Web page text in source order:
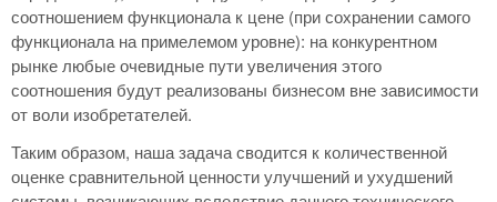
соотношением функционала к цене (при сохранении самого
функционала на примелемом уровне): на конкурентном
рынке любые очевидные пути увеличения этого
соотношения будут реализованы бизнесом вне зависимости
от воли изобретателей.
Таким образом, наша задача сводится к количественной
оценке сравнительной ценности улучшений и ухудшений